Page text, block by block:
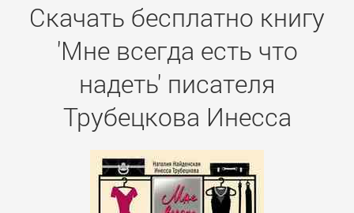
Скачать бесплатно книгу
'Мне всегда есть что
надеть' писателя
Трубецкова Инесса